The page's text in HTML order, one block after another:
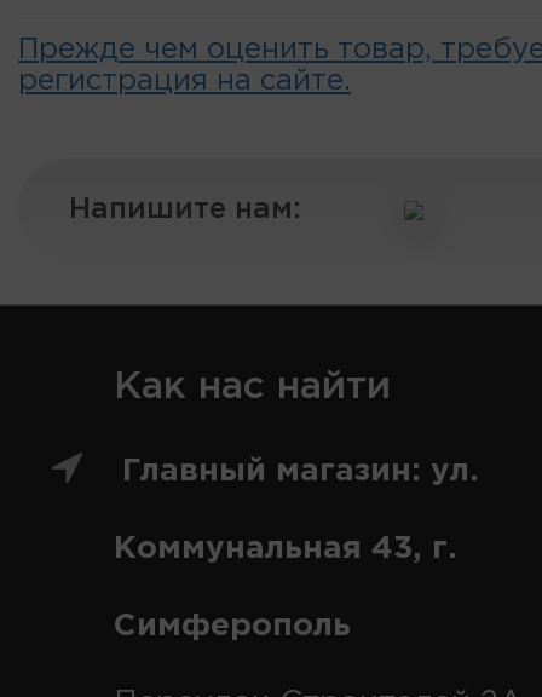
Прежде чем оценить товар,
регистрация на сайте.
Напишите нам:
Как нас найти
Главный магазин: ул.
Коммунальная 43, г.
Симферополь